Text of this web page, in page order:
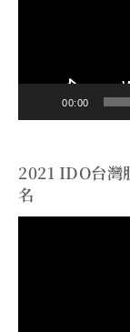
00:00
2021 IDO台灣
名